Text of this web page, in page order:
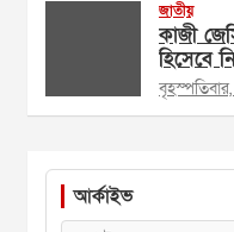
জাতীয়
কাজী
হিসেবে
আর্কাইভ